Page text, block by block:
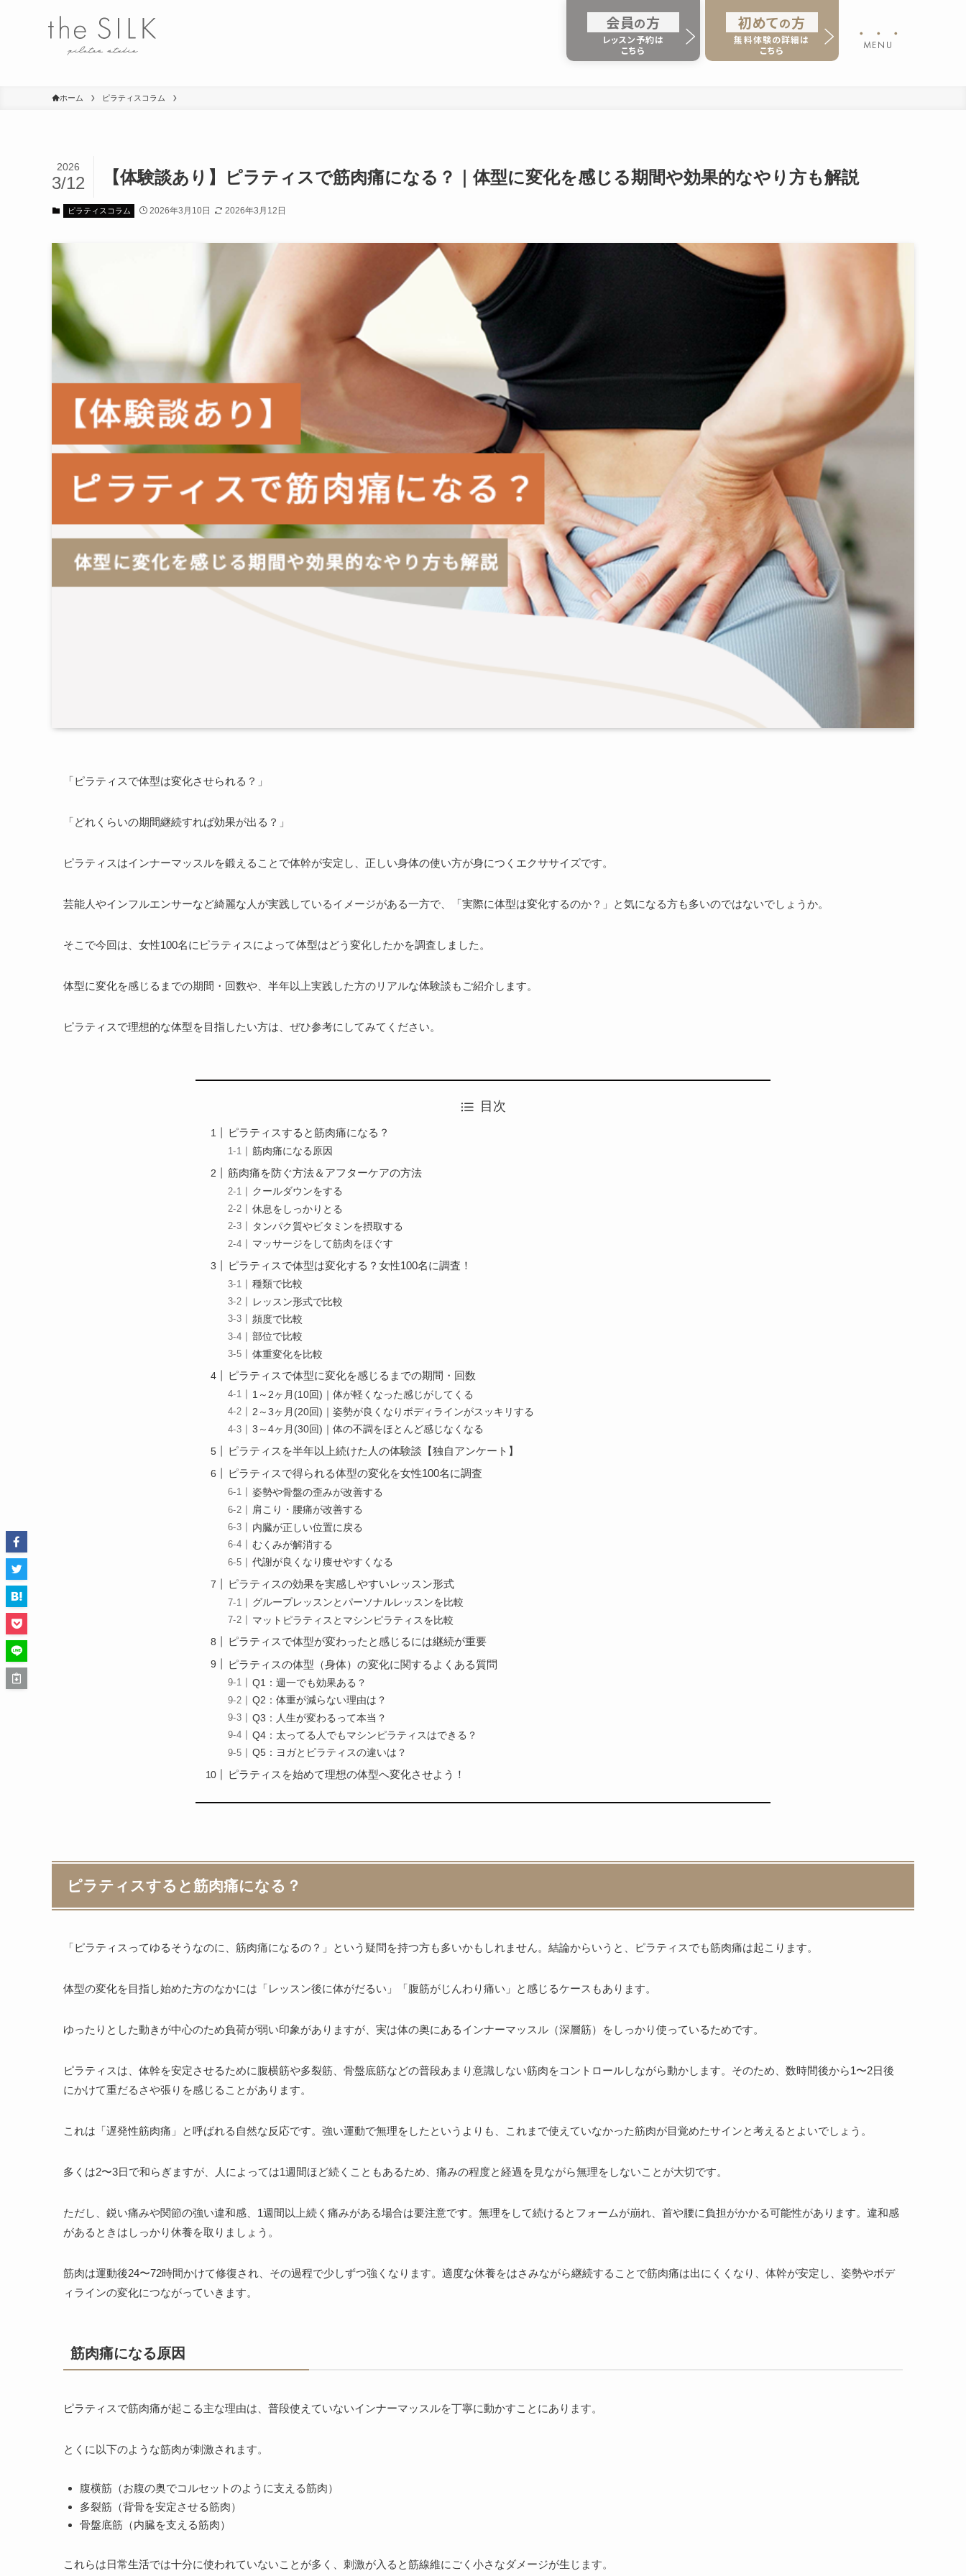
会員の方
レッスン予約は
こちら
初めての方
無料体験の詳細は
こちら
・・・
MENU
ホーム ピラティスコラム
【体験談あり】ピラティスで筋肉痛になる？｜体型に変化を感じる期間や効果的なやり方も解説
2026
3/12
ピラティスコラム 2026年3月10日 2026年3月12日
「ピラティスで体型は変化させられる？」
「どれくらいの期間継続すれば効果が出る？」
ピラティスはインナーマッスルを鍛えることで体幹が安定し、正しい身体の使い方が身につくエクササイズです。
芸能人やインフルエンサーなど綺麗な人が実践しているイメージがある一方で、「実際に体型は変化するのか？」と気になる方も多いのではないでしょうか。
そこで今回は、女性100名にピラティスによって体型はどう変化したかを調査しました。
体型に変化を感じるまでの期間・回数や、半年以上実践した方のリアルな体験談もご紹介します。
ピラティスで理想的な体型を目指したい方は、ぜひ参考にしてみてください。
目次
ピラティスすると筋肉痛になる？
筋肉痛になる原因
筋肉痛を防ぐ方法＆アフターケアの方法
クールダウンをする
休息をしっかりとる
タンパク質やビタミンを摂取する
マッサージをして筋肉をほぐす
ピラティスで体型は変化する？女性100名に調査！
種類で比較
レッスン形式で比較
頻度で比較
部位で比較
体重変化を比較
ピラティスで体型に変化を感じるまでの期間・回数
1～2ヶ月(10回)｜体が軽くなった感じがしてくる
2～3ヶ月(20回)｜姿勢が良くなりボディラインがスッキリする
3～4ヶ月(30回)｜体の不調をほとんど感じなくなる
ピラティスを半年以上続けた人の体験談【独自アンケート】
ピラティスで得られる体型の変化を女性100名に調査
姿勢や骨盤の歪みが改善する
肩こり・腰痛が改善する
内臓が正しい位置に戻る
むくみが解消する
代謝が良くなり痩せやすくなる
ピラティスの効果を実感しやすいレッスン形式
グループレッスンとパーソナルレッスンを比較
マットピラティスとマシンピラティスを比較
ピラティスで体型が変わったと感じるには継続が重要
ピラティスの体型（身体）の変化に関するよくある質問
Q1：週一でも効果ある？
Q2：体重が減らない理由は？
Q3：人生が変わるって本当？
Q4：太ってる人でもマシンピラティスはできる？
Q5：ヨガとピラティスの違いは？
ピラティスを始めて理想の体型へ変化させよう！
ピラティスすると筋肉痛になる？
「ピラティスってゆるそうなのに、筋肉痛になるの？」という疑問を持つ方も多いかもしれません。結論からいうと、ピラティスでも筋肉痛は起こります。
体型の変化を目指し始めた方のなかには「レッスン後に体がだるい」「腹筋がじんわり痛い」と感じるケースもあります。
ゆったりとした動きが中心のため負荷が弱い印象がありますが、実は体の奥にあるインナーマッスル（深層筋）をしっかり使っているためです。
ピラティスは、体幹を安定させるために腹横筋や多裂筋、骨盤底筋などの普段あまり意識しない筋肉をコントロールしながら動かします。そのため、数時間後から1〜2日後
にかけて重だるさや張りを感じることがあります。
これは「遅発性筋肉痛」と呼ばれる自然な反応です。強い運動で無理をしたというよりも、これまで使えていなかった筋肉が目覚めたサインと考えるとよいでしょう。
多くは2〜3日で和らぎますが、人によっては1週間ほど続くこともあるため、痛みの程度と経過を見ながら無理をしないことが大切です。
ただし、鋭い痛みや関節の強い違和感、1週間以上続く痛みがある場合は要注意です。無理をして続けるとフォームが崩れ、首や腰に負担がかかる可能性があります。違和感
があるときはしっかり休養を取りましょう。
筋肉は運動後24〜72時間かけて修復され、その過程で少しずつ強くなります。適度な休養をはさみながら継続することで筋肉痛は出にくくなり、体幹が安定し、姿勢やボデ
ィラインの変化につながっていきます。
筋肉痛になる原因
ピラティスで筋肉痛が起こる主な理由は、普段使えていないインナーマッスルを丁寧に動かすことにあります。
とくに以下のような筋肉が刺激されます。
腹横筋（お腹の奥でコルセットのように支える筋肉）
多裂筋（背骨を安定させる筋肉）
骨盤底筋（内臓を支える筋肉）
これらは日常生活では十分に使われていないことが多く、刺激が入ると筋線維にごく小さなダメージが生じます。